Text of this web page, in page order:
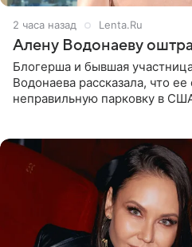
2 часа назад Lenta.Ru
Алену Водонаеву
Блогерша и бывшая
Водонаева рассказала, что
неправильную парковку в